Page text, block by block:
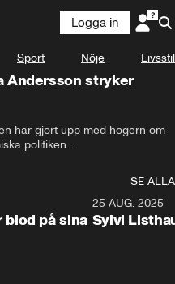
Logga in
Sport Nöje Livsstil
Andersson stryker
har gjort upp med högern om
politiken.
ramverk som innebär att staten
över en konjunkturcykel.
valt att radikalt strypa
Klassisk S-politik är inte
SE ALLA
blod på sina
25 AUG. 2025
Sylvi